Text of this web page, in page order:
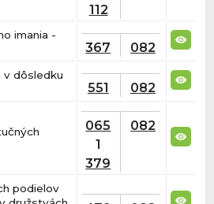
112
imania -
367 082
v dôsledku
551 082
065
1
379
082
podielov